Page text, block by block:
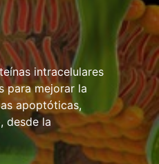
intracelulares
para mejorar la
apoptóticas,
desde la